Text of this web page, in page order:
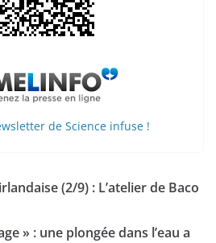
de Science infuse !
(2/9) : L’atelier de Baco
» : une plongée dans l’eau a